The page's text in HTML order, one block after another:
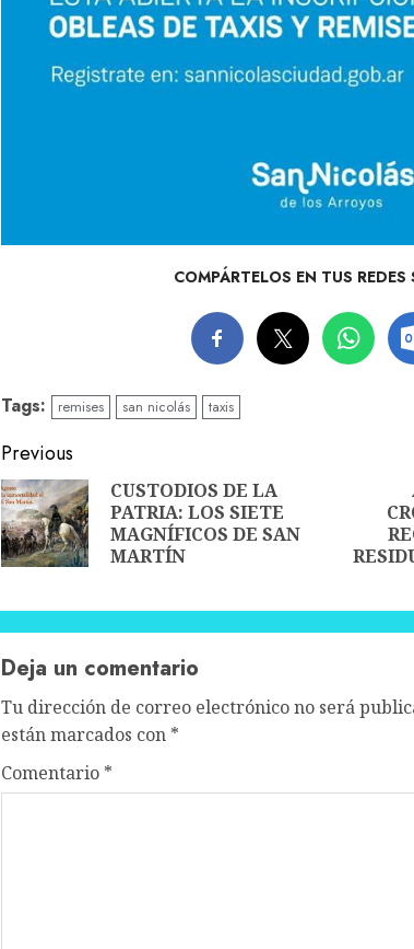
COMPÁRTELOS EN TUS REDES
Tags: remises san nicolás taxis
Continue
Reading
Previous
Previous
post:
CUSTODIOS DE LA
PATRIA: LOS SIETE
MAGNÍFICOS DE SAN
MARTÍN
post:
Deja un comentario
Tu dirección de correo electrónico no será
están marcados con *
Comentario *